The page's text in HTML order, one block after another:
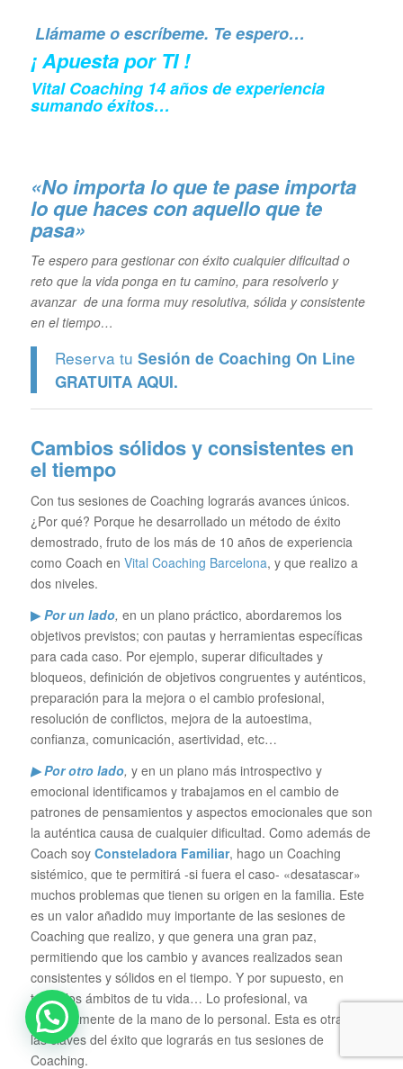
Llámame o escríbeme. Te espero…
¡ Apuesta por TI !
Vital Coaching 14 años de experiencia
sumando éxitos…
«No importa lo que te pase importa
lo que haces con aquello que te
pasa»
Te espero para gestionar con éxito cualquier dificultad o
reto que la vida ponga en tu camino, para resolverlo y
avanzar de una forma muy resolutiva, sólida y consistente
en el tiempo…
Reserva tu Sesión de Coaching On Line
GRATUITA AQUI.
Cambios sólidos y consistentes en
el tiempo
Con tus sesiones de Coaching lograrás avances únicos.
¿Por qué? Porque he desarrollado un método de éxito
demostrado, fruto de los más de 10 años de experiencia
como Coach en Vital Coaching Barcelona, y que realizo a
dos niveles.
▶Por un lado, en un plano práctico, abordaremos los
objetivos previstos; con pautas y herramientas específicas
para cada caso. Por ejemplo, superar dificultades y
bloqueos, definición de objetivos congruentes y auténticos,
preparación para la mejora o el cambio profesional,
resolución de conflictos, mejora de la autoestima,
confianza, comunicación, asertividad, etc…
▶ Por otro lado, y en un plano más introspectivo y
emocional identificamos y trabajamos en el cambio de
patrones de pensamientos y aspectos emocionales que son
la auténtica causa de cualquier dificultad. Como además de
Coach soy Consteladora Familiar, hago un Coaching
sistémico, que te permitirá -si fuera el caso- «desatascar»
muchos problemas que tienen su origen en la familia. Este
es un valor añadido muy importante de las sesiones de
Coaching que realizo, y que genera una gran paz,
permitiendo que los cambio y avances realizados sean
consistentes y sólidos en el tiempo. Y por supuesto, en
todos los ámbitos de tu vida… Lo profesional, va
absolutamente de la mano de lo personal. Esta es otra de
las claves del éxito que lograrás en tus sesiones de
Coaching.